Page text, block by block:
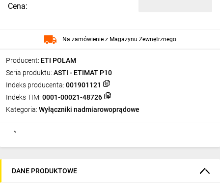
Producent: ETI POLAM
Seria produktu: ASTI - ETIMAT P10
Indeks producenta: 001901121
Indeks TIM: 0001-00021-48726
Kategoria: Wyłączniki nadmiarowoprądowe
Cena:
Na zamówienie z Magazynu Zewnętrznego
DANE PRODUKTOWE